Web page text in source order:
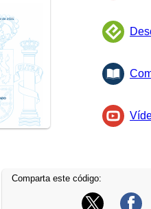
Comparta este código: